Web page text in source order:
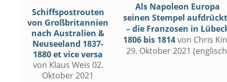
Schiffspostrouten
von Großbritannien
nach Australien &
Neuseeland 1837-
1880 et vice versa
von Klaus Weis 02.
Oktober 2021
Als Napoleon Europa
seinen Stempel
– die Franzosen in
1806 bis 1814von Chris
29. Oktober 2021